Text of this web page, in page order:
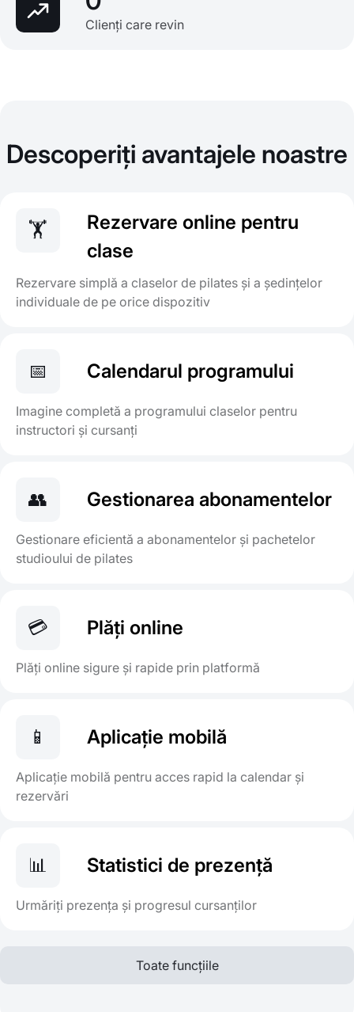
Clienți care revin
Descoperiți avantajele noastre
🏋️
Rezervare online pentru
clase
Rezervare simplă a claselor de pilates și a ședințelor
individuale de pe orice dispozitiv
📅 Calendarul programului
Imagine completă a programului claselor pentru
instructori și cursanți
👥 Gestionarea abonamentelor
Gestionare eficientă a abonamentelor și pachetelor
studioului de pilates
💳 Plăți online
Plăți online sigure și rapide prin platformă
📱 Aplicație mobilă
Aplicație mobilă pentru acces rapid la calendar și
rezervări
📊 Statistici de prezență
Urmăriți prezența și progresul cursanților
Toate funcțiile